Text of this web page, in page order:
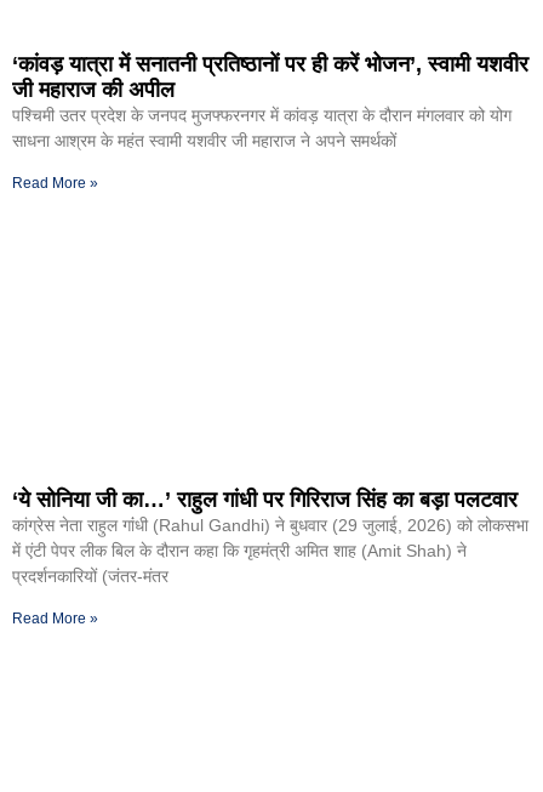
‘कांवड़ यात्रा में सनातनी प्रतिष्ठानों पर ही करें भोजन’, स्वामी यशवीर
जी महाराज की अपील
पश्चिमी उतर प्रदेश के जनपद मुजफ्फरनगर में कांवड़ यात्रा के दौरान मंगलवार को योग
साधना आश्रम के महंत स्वामी यशवीर जी महाराज ने अपने समर्थकों
Read More »
‘ये सोनिया जी का…’ राहुल गांधी पर गिरिराज सिंह का बड़ा पलटवार
कांग्रेस नेता राहुल गांंधी (Rahul Gandhi) ने बुधवार (29 जुलाई, 2026) को लोकसभा
में एंटी पेपर लीक बिल के दौरान कहा कि गृहमंत्री अमित शाह (Amit Shah) ने
प्रदर्शनकारियों (जंतर-मंतर
Read More »